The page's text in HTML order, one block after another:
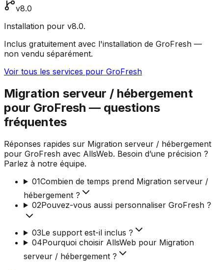
v8.0
Installation pour v8.0.
Inclus gratuitement avec l'installation de GroFresh —
non vendu séparément.
Voir tous les services pour GroFresh
Migration serveur / hébergement
pour GroFresh — questions
fréquentes
Réponses rapides sur Migration serveur / hébergement
pour GroFresh avec AllsWeb. Besoin d’une précision ?
Parlez à notre équipe.
01Combien de temps prend Migration serveur /
hébergement ?
02Pouvez-vous aussi personnaliser GroFresh ?
03Le support est-il inclus ?
04Pourquoi choisir AllsWeb pour Migration
serveur / hébergement ?